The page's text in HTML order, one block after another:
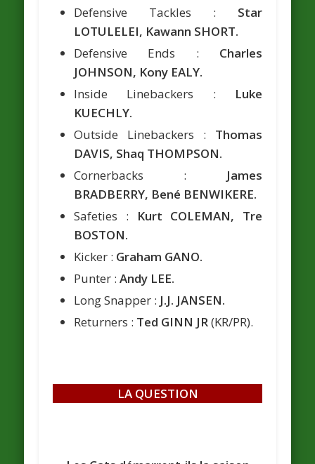
Defensive Tackles : Star
LOTULELEI, Kawann SHORT.
Defensive Ends : Charles
JOHNSON, Kony EALY.
Inside Linebackers : Luke
KUECHLY.
Outside Linebackers : Thomas
DAVIS, Shaq THOMPSON.
Cornerbacks : James
BRADBERRY, Bené BENWIKERE.
Safeties :
Kurt COLEMAN, Tre
BOSTON.
Kicker : Graham GANO.
Punter :Andy LEE.
Long Snapper : J.J. JANSEN.
Returners : Ted GINN JR(KR/PR).
LA QUESTION